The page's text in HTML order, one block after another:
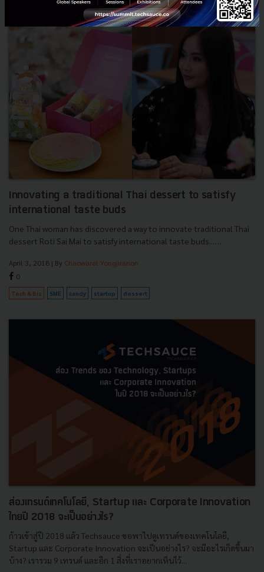
Innovating a traditional Thai dessert to satisfy
international taste buds
One Thai woman has discovered a way to innovate traditional Thai
dessert Roti Sai Mai to satisfy international taste buds.......
April 3, 2018 | By Chaowarat Yongjiranon
0
Tech & Biz SME candy startup dessert
ส่องเทรนด์เทคโนโลยี, Startup และ Corporate Innovation
ไทยปี 2018 จะเป็นอย่างไร?
ก้าวเข้าสู่ปี 2018 แล้ว Techsauce ขอพาไปดูเทรนด์ของเทคโนโลยี,
Startup และ Corporate Innovation จะเป็นอย่างไร? จะมีอะไรเกิดขึ้นมา
บ้าง? เรารวม 9 เทรนด์ และอีก 1 สิ่งที่เราอยากเห็นไว้...